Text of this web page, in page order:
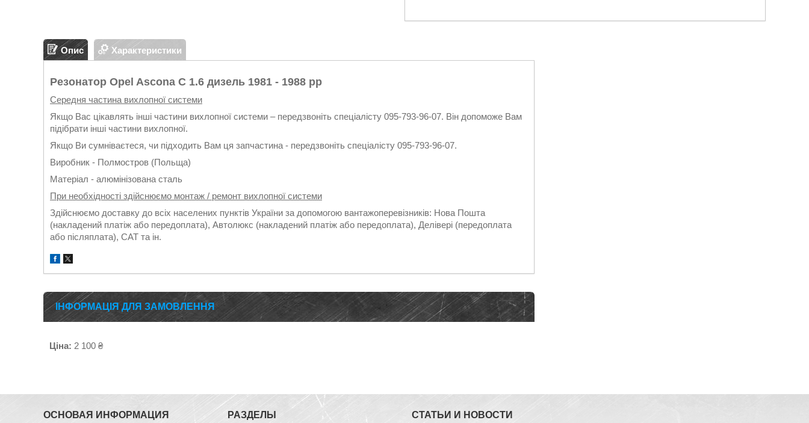
Опис Характеристики
Резонатор Opel Ascona C 1.6 дизель 1981 - 1988 рр
Середня частина вихлопної системи
Якщо Вас цікавлять інші частини вихлопної системи – передзвоніть спеціалісту 095-793-96-07. Він допоможе Вам
підібрати інші частини вихлопної.
Якщо Ви сумніваєтеся, чи підходить Вам ця запчастина - передзвоніть спеціалісту 095-793-96-07.
Виробник - Полмостров (Польща)
Матеріал - алюмінізована сталь
При необхідності здійснюємо монтаж / ремонт вихлопної системи
Здійснюємо доставку до всіх населених пунктів України за допомогою вантажоперевізників: Нова Пошта
(накладений платіж або передоплата), Автолюкс (накладений платіж або передоплата), Делівері (передоплата
або післяплата), САТ та ін.
ІНФОРМАЦІЯ ДЛЯ ЗАМОВЛЕННЯ
Ціна: 2 100 ₴
ОСНОВАЯ ИНФОРМАЦИЯ РАЗДЕЛЫ СТАТЬИ И НОВОСТИ